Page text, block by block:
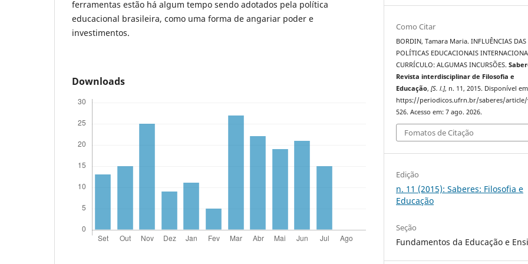
ferramentas estão há algum tempo sendo adotados pela política
educacional brasileira, como uma forma de angariar poder e
investimentos.
Downloads
Como Citar
BORDIN, Tamara Maria. INFLUÊNCIAS DAS
POLÍTICAS EDUCACIONAIS
CURRÍCULO: ALGUMAS INCURSÕES.
Revista interdisciplinar de Filosofia e
Educação,[S. l.], n. 11, 2015. Disponível
https://periodicos.ufrn.br/saberes/
526. Acesso em: 7 ago. 2026.
Fomatos de Citação
Edição
n. 11 (2015): Saberes: Filosofia e
Educação
Seção
Fundamentos da Educação e